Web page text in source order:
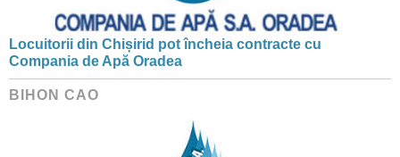
Locuitorii din Chișirid pot încheia contracte cu
Compania de Apă Oradea
BIHON CAO